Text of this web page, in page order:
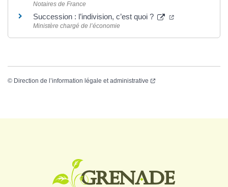
Notaires de France
Succession : l’indivision, c’est quoi ?
Ministère chargé de l’économie
© Direction de l’information légale et administrative